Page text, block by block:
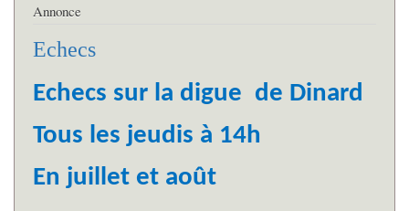
Annonce
Echecs
Echecs sur la digue de Dinard
Tous les jeudis à 14h
En juillet et août